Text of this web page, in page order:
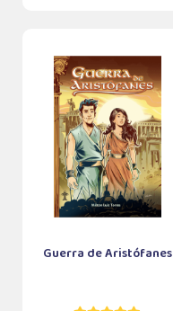
Guerra de Aristófanes